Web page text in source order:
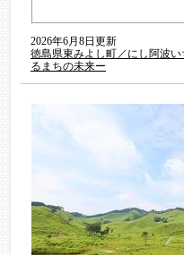
2026年6月8日更新
徳島県東みよし町／にし阿波い
るまちの未来ー